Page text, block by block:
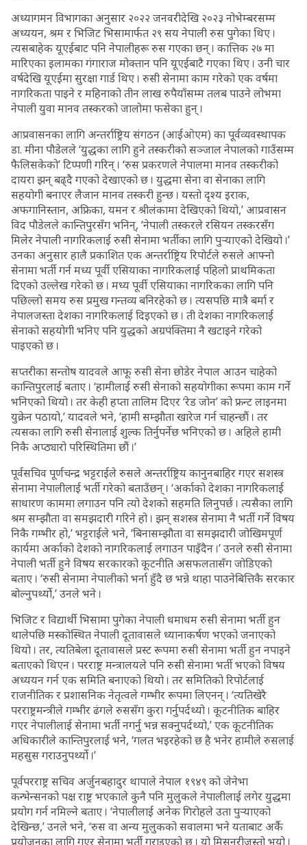
अध्यागमन विभागका अनुसार २०२२ जनवरीदेखि २०२३ नोभेम्बरसम्म
अध्ययन, श्रम र भिजिट भिसामार्फत २९ सय नेपाली रुस पुगेका थिए ।
त्यसबाहेक यूएईबाट पनि नेपालीहरू रुस गएका छन् । कात्तिक २७ मा
मारिएका इलामका गंगाराज मोक्तान पनि यूएईबाटै गएका थिए । उनी चार
वर्षदेखि यूएईमा सुरक्षा गार्ड थिए । रुसी सेनामा काम गरेको एक वर्षमा
नागरिकता पाइने र महिनाको तीन लाख रुपैयाँसम्म तलब पाउने लोभमा
नेपाली युवा मानव तस्करको जालोमा फसेका हुन् ।
आप्रवासनका लागि अन्तर्राष्ट्रिय संगठन (आईओएम) का पूर्वव्यवस्थापक
डा. मीना पौडेलले ‘युद्धका लागि हुने तस्करीको सञ्जाल नेपालको गाउँसम्म
फैलिसकेको’ टिप्पणी गरिन् । ‘रुस प्रकरणले नेपालमा मानव तस्करीको
दायरा झन् बढ्दै गएको देखाएको छ । युद्धमा सेना वा सेनाका लागि
सहयोगी बनाएर लैजान मानव तस्करी हुन्छ । यस्तो दृश्य इराक,
अफगानिस्तान, अफ्रिका, यमन र श्रीलंकामा देखिएको थियो,’ आप्रवासन
विद पौडेलले कान्तिपुरसँग भनिन्, ‘नेपाली तस्करले रसियन तस्करसँग
मिलेर नेपाली नागरिकलाई रुसी सेनामा भर्तीका लागि पुर्‍याएको देखियो ।’
उनका अनुसार हालै प्रकाशित एक अन्तर्राष्ट्रिय रिपोर्टले रुसले आफ्नो
सेनामा भर्ती गर्न मध्य पूर्वी एसियाका नागरिकलाई पहिलो प्राथमिकता
दिएको उल्लेख गरेको छ । मध्य पूर्वी एसियाका नागरिकका लागि पनि
पछिल्लो समय रुस प्रमुख गन्तव्य बनिरहेको छ । त्यसपछि मात्रै बर्मा र
नेपालजस्ता देशका नागरिकलाई दिइएको छ । ती देशका नागरिकलाई
सेनाको सहयोगी भनिए पनि युद्धको अग्रपंक्तिमा नै खटाइने गरेको
पाइएको छ ।
सप्तरीका सन्तोष यादवले आफू रुसी सेना छोडेर नेपाल आउन चाहेको
कान्तिपुरलाई बताए । ‘हामीलाई रुसी सेनाको सहयोगीका रूपमा काम गर्ने
भनिएको थियो । तर केही हप्ता तालिम दिएर ‘रेड जोन’ को फ्रन्ट लाइनमा
युक्रेन पठायो,’ यादवले भने, ‘हामी सम्झौता खारेज गर्न चाहन्छौं । तर
त्यसका लागि रुसी सेनालाई शुल्क तिर्नुपर्नेछ भनिएको छ । अहिले हामी
निकै अप्ठ्यारो परिस्थितिमा छौं ।’
पूर्वसचिव पूर्णचन्द्र भट्टराईले रुसले अन्तर्राष्ट्रिय कानुनबाहिर गएर सशस्त्र
सेनामा नेपालीलाई भर्ती गरेको बताउँछन् । ‘अर्काको देशका नागरिकलाई
साधारण काममा लगाउन पनि त्यो देशको सहमति लिनुपर्छ । त्यसैका लागि
श्रम सम्झौता वा समझदारी गरिने हो । झन् सशस्त्र सेनामा नै भर्ती गर्ने विषय
निकै गम्भीर हो,’ भट्टराईले भने, ‘बिनासम्झौता वा समझदारी जोखिमपूर्ण
कार्यमा अर्काको देशको नागरिकलाई लगाउन पाइँदैन ।’ उनले रुसी सेनामा
नेपाली भर्ती हुने विषय सरकारको कूटनीति असफलतासँग जोडिएको
बताए । ‘रुसी सेनामा नेपालीको भर्ना हुँदै छ भन्ने थाहा पाउनेबित्तिकै सरकार
बोल्नुपर्थ्यो,’ उनले भने ।
भिजिट र विद्यार्थी भिसामा पुगेका नेपाली धमाधम रुसी सेनामा भर्ती हुन
थालेपछि मस्कोस्थित नेपाली दूतावासले ध्यानाकर्षण भएको जनाएको
थियो । तर, त्यतिबेला दूतावासले प्रस्ट रूपमा रुसी सेनामा भर्ती हुन नपाइने
बताएको थिएन । परराष्ट्र मन्त्रालयले पनि रुसी सेनामा भर्ती भएको विषय
अध्ययन गर्न एक समिति बनाएको थियो । तर समितिको रिपोर्टलाई
राजनीतिक र प्रशासनिक नेतृत्वले गम्भीर रूपमा लिएनन् । ‘त्यतिखेरै
परराष्ट्रमन्त्रीले गम्भीर ढंगले रुससँग कुरा गर्नुपर्दथ्यो । कूटनीतिक बाहिर
गएर नेपालीलाई सेनामा भर्ती नगर्नु भन्न सक्नुपर्दथ्यो,’ एक कूटनीतिक
अधिकारीले कान्तिपुरलाई भने, ‘गलत भइरहेको छ है भनेर हामीले रुसलाई
महसुस गराउनुपर्थ्यो ।’
पूर्वपरराष्ट्र सचिव अर्जुनबहादुर थापाले नेपाल १९४९ को जेनेभा
कन्भेन्सनको पक्ष राष्ट्र भएकाले कुनै पनि मुलुकले नेपालीलाई लगेर युद्धमा
प्रयोग गर्न नमिल्ने बताए । ‘नेपालीलाई अनेक गिरोहले उता पुर्‍याएको
देखिन्छ,’ उनले भने, ‘रुस वा अन्य मुलुकको सवालमा भने यताबाट अर्कै
प्रयोजनका लागि गएर सेनामा भर्ती गराइएको छ । यो मिसनरीजस्तो भयो ।